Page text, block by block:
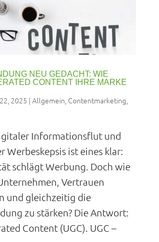
NEU GEDACHT: WIE
CONTENT IHRE MARKE
2025 | Allgemein Contentmarketing
Informationsflut und
Werbeskepsis ist eines klar:
schlägt Werbung. Doch wie
Vertrauen
und gleichzeitig die
zu stärken? Die Antwort:
Content (UGC). UGC –